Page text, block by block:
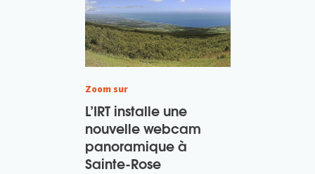
Zoom sur
L’IRT installe une
nouvelle webcam
panoramique à
Sainte-Rose